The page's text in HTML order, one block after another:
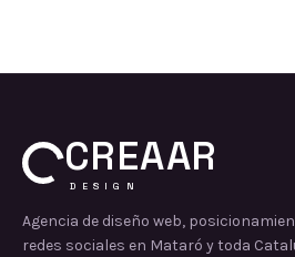
CREAAR
DESIGN
Agencia de diseño web,
redes sociales en Mataró y toda